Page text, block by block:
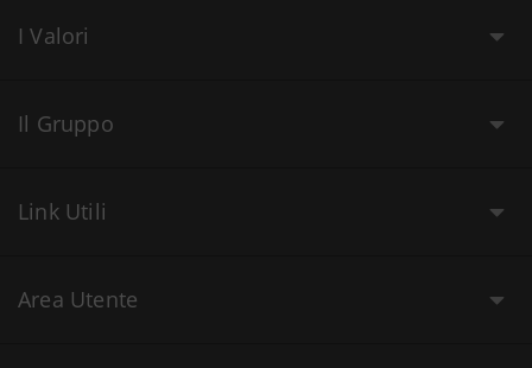
I Valori
Il Gruppo
Link Utili
Area Utente